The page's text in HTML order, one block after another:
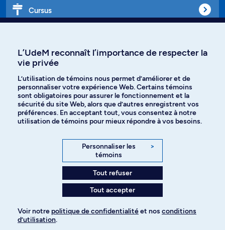
Cursus
Langues
Facebook Instagram
YouTube
Politique de confidentialité
L’UdeM reconnaît l’importance de respecter la
vie privée
L’utilisation de témoins nous permet d’améliorer et de
personnaliser votre expérience Web. Certains témoins
sont obligatoires pour assurer le fonctionnement et la
sécurité du site Web, alors que d’autres enregistrent vos
préférences. En acceptant tout, vous consentez à notre
utilisation de témoins pour mieux répondre à vos besoins.
Personnaliser les
témoins
>
Tout refuser
Tout accepter
Voir notre politique de confidentialitéet nos conditions
d’utilisation.